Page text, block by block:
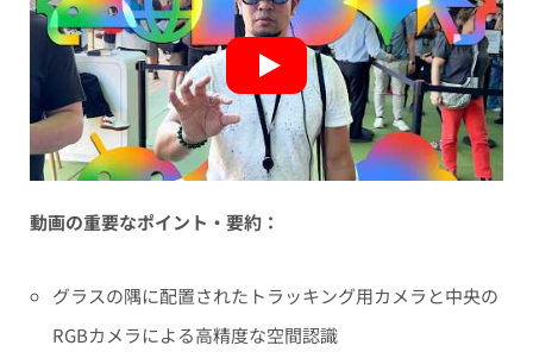
動画の重要なポイント・要約：
グラスの隅に配置されたトラッキング用カメラと中央の
RGBカメラによる高精度な空間認識